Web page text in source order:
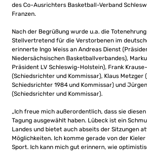
des Co-Ausrichters Basketball-Verband
Franzen.
Nach der Begrüßung wurde u.a. die
Stellvertretend für die Verstorbenen im
erinnerte Ingo Weiss an Andreas Dienst
Niedersächsischen Basketballverbandes),
Präsident LV Schleswig-Holstein), Frank
(Schiedsrichter und Kommissar), Klaus Metzger
Schiedsrichter 1984 und Kommissar) und
(Schiedsrichter und Kommissar).
„Ich freue mich außerordentlich, dass sie
Tagung ausgewählt haben. Lübeck ist ein
Landes und bietet auch abseits der Sitzungen
Möglichkeiten. Ich komme gerade von der Kieler
Sport. Ich kann mich gut erinnern, wie